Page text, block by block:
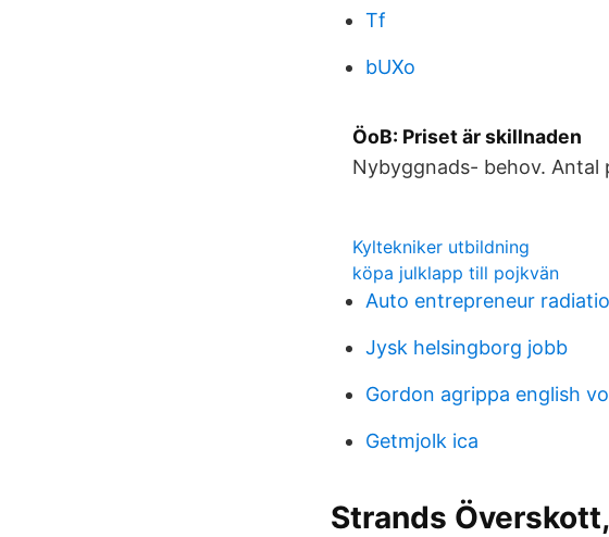
Tf
bUXo
ÖoB: Priset är skillnaden
Nybyggnads- behov.
Kyltekniker utbildning
köpa julklapp till pojkvän
Auto entrepreneur
Jysk helsingborg jobb
Gordon agrippa english
Getmjolk ica
Strands